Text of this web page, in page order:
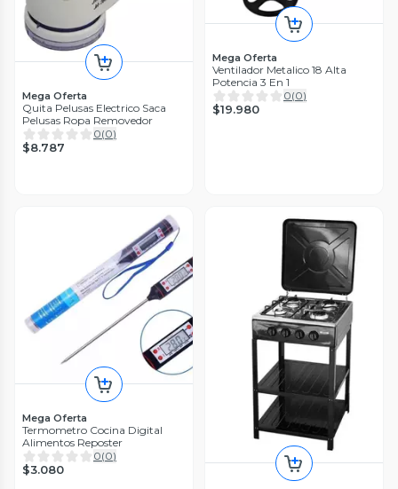
Mega Oferta
Quita Pelusas Electrico Saca
Pelusas Ropa Removedor
0(0)
$8.787
Mega Oferta
Ventilador Metalico 18 Alta
Potencia 3 En 1
0(0)
$19.980
Mega Oferta
Termometro Cocina Digital
Alimentos Reposter
0(0)
$3.080